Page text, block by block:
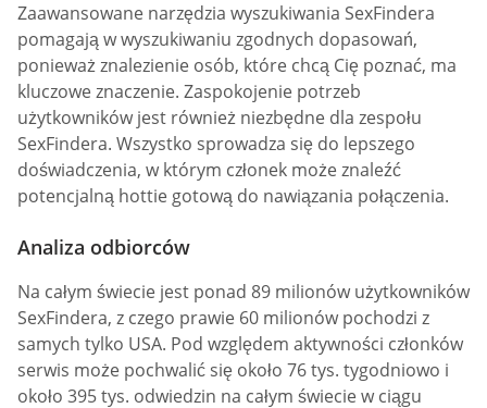
Zaawansowane narzędzia wyszukiwania SexFindera
pomagają w wyszukiwaniu zgodnych dopasowań,
ponieważ znalezienie osób, które chcą Cię poznać, ma
kluczowe znaczenie. Zaspokojenie potrzeb
użytkowników jest również niezbędne dla zespołu
SexFindera. Wszystko sprowadza się do lepszego
doświadczenia, w którym członek może znaleźć
potencjalną hottie gotową do nawiązania połączenia.
Analiza odbiorców
Na całym świecie jest ponad 89 milionów użytkowników
SexFindera, z czego prawie 60 milionów pochodzi z
samych tylko USA. Pod względem aktywności członków
serwis może pochwalić się około 76 tys. tygodniowo i
około 395 tys. odwiedzin na całym świecie w ciągu